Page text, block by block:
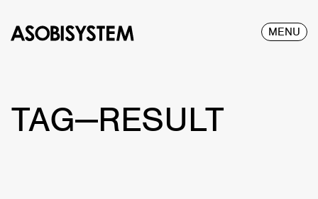
MENU
TAG—RESULT